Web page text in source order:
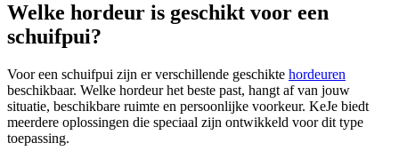
Welke hordeur is geschikt voor een
schuifpui?
Voor een schuifpui zijn er verschillende geschikte hordeuren
beschikbaar. Welke hordeur het beste past, hangt af van jouw
situatie, beschikbare ruimte en persoonlijke voorkeur. KeJe biedt
meerdere oplossingen die speciaal zijn ontwikkeld voor dit type
toepassing.